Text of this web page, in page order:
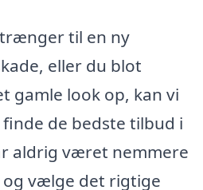
til en ny
eller du blot
gamle look op, kan vi
de bedste tilbud i
aldrig været nemmere
vælge det rigtige